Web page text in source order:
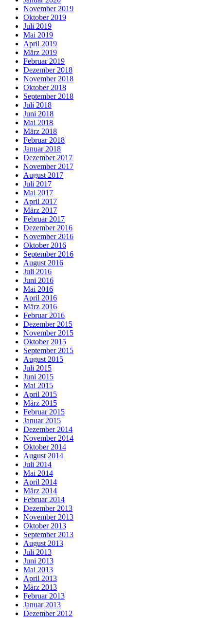
November 2019
Oktober 2019
Juli 2019
Mai 2019
April 2019
März 2019
Februar 2019
Dezember 2018
November 2018
Oktober 2018
September 2018
Juli 2018
Juni 2018
Mai 2018
März 2018
Februar 2018
Januar 2018
Dezember 2017
November 2017
August 2017
Juli 2017
Mai 2017
April 2017
März 2017
Februar 2017
Dezember 2016
November 2016
Oktober 2016
September 2016
August 2016
Juli 2016
Juni 2016
Mai 2016
April 2016
März 2016
Februar 2016
Dezember 2015
November 2015
Oktober 2015
September 2015
August 2015
Juli 2015
Juni 2015
Mai 2015
April 2015
März 2015
Februar 2015
Januar 2015
Dezember 2014
November 2014
Oktober 2014
August 2014
Juli 2014
Mai 2014
April 2014
März 2014
Februar 2014
Dezember 2013
November 2013
Oktober 2013
September 2013
August 2013
Juli 2013
Juni 2013
Mai 2013
April 2013
März 2013
Februar 2013
Januar 2013
Dezember 2012